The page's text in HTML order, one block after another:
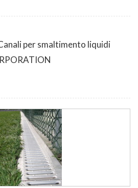
per smaltimento liquidi